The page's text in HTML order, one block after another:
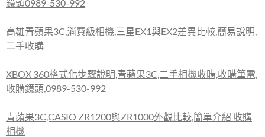
鏡頭0989-530-992
高雄青蘋果3C,消費級相機,三星EX1與EX2差異比較,簡易說明,
二手收購
XBOX 360格式化步驟說明,青蘋果3C,二手相機收購,收購筆電,
收購鏡頭,0989-530-992
青蘋果3C,CASIO ZR1200與ZR1000外觀比較,簡單介紹 收購
相機